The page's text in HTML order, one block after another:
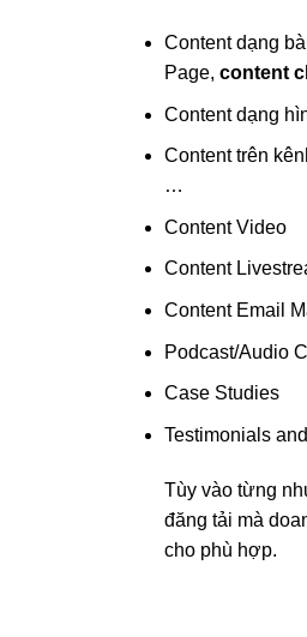
Content dạng
Page, content
Content dạng
Content trên
…
Content Video
Content
Content Email
Podcast/Audio
Case Studies
Testimonials
Tùy vào từng
đăng tải mà
cho phù hợp.